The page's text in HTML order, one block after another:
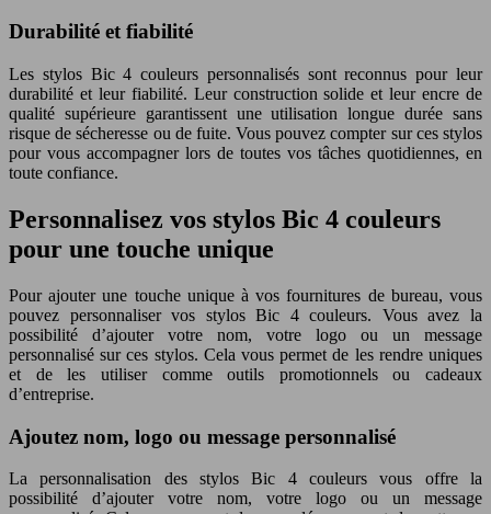
Durabilité et fiabilité
Les stylos Bic 4 couleurs personnalisés sont reconnus pour leur
durabilité et leur fiabilité. Leur construction solide et leur encre de
qualité supérieure garantissent une utilisation longue durée sans
risque de sécheresse ou de fuite. Vous pouvez compter sur ces stylos
pour vous accompagner lors de toutes vos tâches quotidiennes, en
toute confiance.
Personnalisez vos stylos Bic 4 couleurs
pour une touche unique
Pour ajouter une touche unique à vos fournitures de bureau, vous
pouvez personnaliser vos stylos Bic 4 couleurs. Vous avez la
possibilité d’ajouter votre nom, votre logo ou un message
personnalisé sur ces stylos. Cela vous permet de les rendre uniques
et de les utiliser comme outils promotionnels ou cadeaux
d’entreprise.
Ajoutez nom, logo ou message personnalisé
La personnalisation des stylos Bic 4 couleurs vous offre la
possibilité d’ajouter votre nom, votre logo ou un message